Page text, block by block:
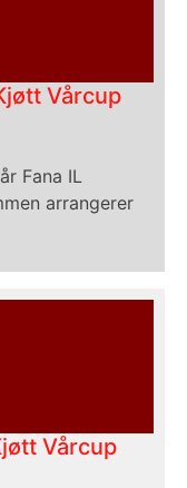
Vårcup
Fana IL
arrangerer
Vårcup